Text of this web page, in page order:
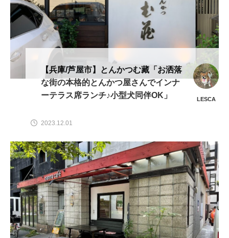
【兵庫/芦屋市】とんかつむ藏「お洒落
な街の本格的とんかつ屋さんでインナ
ーテラス席ランチ♪小型犬同伴OK」
LESCA
2023.12.01